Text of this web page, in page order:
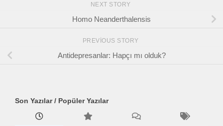
NEXT STORY
Homo Neanderthalensis
PREVIOUS STORY
Antidepresanlar: Hapçı mı olduk?
Son Yazılar / Popüler Yazılar